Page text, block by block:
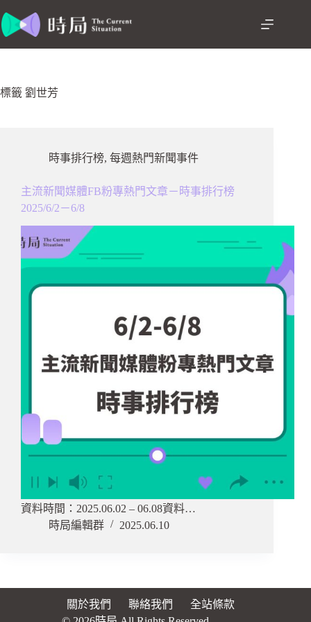
至
容
標籤 劉世芳
時事排行榜, 每週熱門新聞事件
主流新聞媒體FB粉專熱門文章－時事排行榜
2025/6/2－6/8
資料時間：2025.06.02 – 06.08資料…
時局編輯群
2025.06.10
關於我們 聯絡我們
全站條款